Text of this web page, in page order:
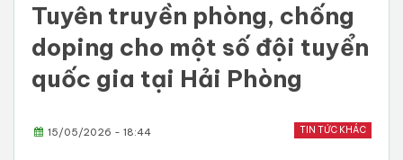
Tuyên truyền phòng, chống
doping cho một số đội tuyển
quốc gia tại Hải Phòng
TIN TỨC KHÁC
15/05/2026 - 18:44